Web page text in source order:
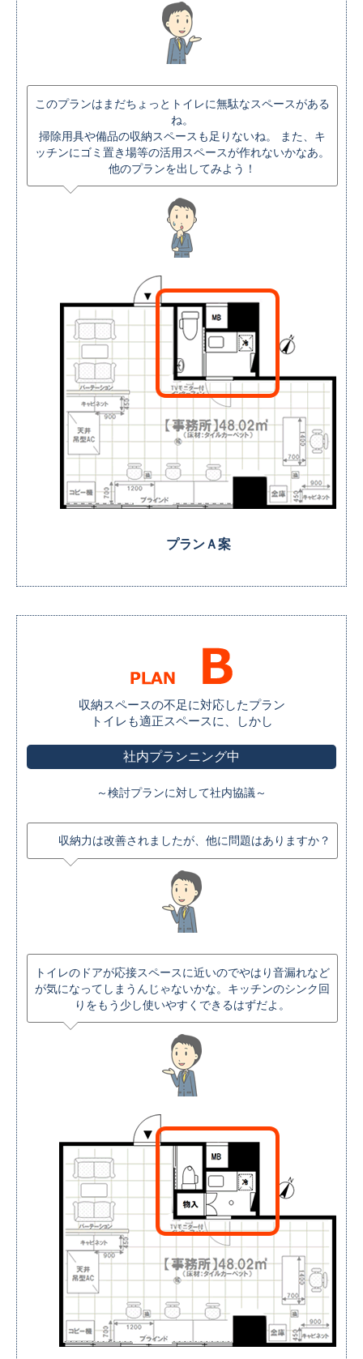
このプランはまだちょっとトイレに無駄なスペースがある
ね。
掃除用具や備品の収納スペースも足りないね。 また、キ
ッチンにゴミ置き場等の活用スペースが作れないかなあ。
他のプランを出してみよう！
プランＡ案
収納スペースの不足に対応したプラン
トイレも適正スペースに、しかし
社内プランニング中
～検討プランに対して社内協議～
収納力は改善されましたが、他に問題はありますか？
トイレのドアが応接スペースに近いのでやはり音漏れなど
が気になってしまうんじゃないかな。 キッチンのシンク回
りをもう少し使いやすくできるはずだよ。